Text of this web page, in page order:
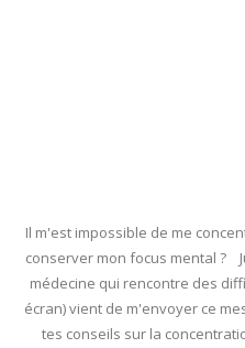
Il m'est impossible de me
conserver mon focus mental ?
médecine qui rencontre des
écran) vient de m'envoyer ce
tes conseils sur la